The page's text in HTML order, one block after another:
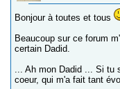
Bonjour à toutes et tous
Beaucoup sur ce forum
certain Dadid.
... Ah mon Dadid ... Si tu
coeur, qui m'a fait tant